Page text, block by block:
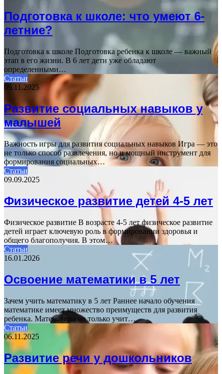
Подготовка к школе: что умеют 6-
летние?
Подготовка к школе Подготовка ребенка к школе — важный
этап в его жизни. В 6 лет дети уже обладают
определенными…
Статьи
09.11.2025
Развитие социальных навыков у
малышей
Важность игры для развития социальных навыков Игра — это
не только способ развлечения, но и мощный инструмент для
формирования социальных…
Статьи
09.09.2025
Физическое развитие детей 4-5 лет
Физическое развитие В возрасте 4-5 лет физическое развитие
детей играет ключевую роль в формировании здоровья и
общего благополучия. В этом…
Статьи
16.01.2026
Освоение математики в 5 лет
Зачем учить математику в 5 лет Раннее начало обучения
математике имеет множество преимуществ для развития
ребенка. Математика не только учит…
Статьи
06.11.2025
Развитие речи у дошкольников